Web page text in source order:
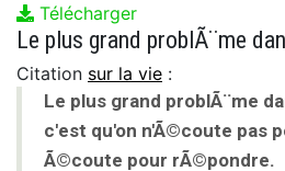
Télécharger
Citation sur la vie :
Le plus grand problÃ¨me
c'est qu'on n'Ã©coute pas
Ã©coute pour rÃ©pondre.